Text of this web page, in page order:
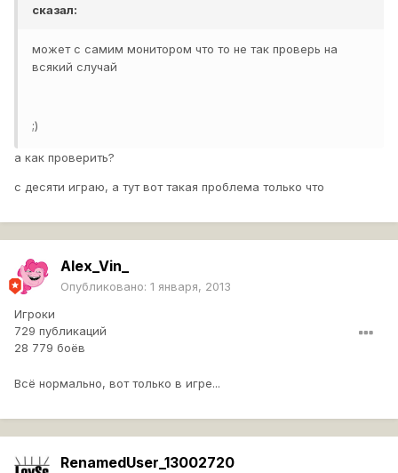
сказал:
может с самим монитором что то не так проверь на
всякий случай
;)
а как проверить?
с десяти играю, а тут вот такая проблема только что
Alex_Vin_
Опубликовано: 1 января, 2013
Игроки
729 публикаций
28 779 боёв
Всё нормально, вот только в игре...
RenamedUser_13002720